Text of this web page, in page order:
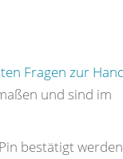
Fragen zur
und sind im
bestätigt